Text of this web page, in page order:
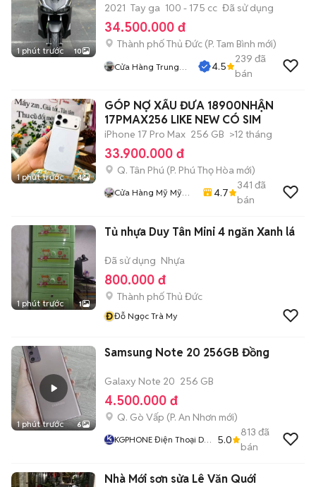
1 phút trước 10
2021 Tay ga 100 - 175 cc Đã sử dụng
34.500.000 đ
Thành phố Thủ Đức (P. Tam Bình mới)
Cửa Hàng Trung
4.5
239 đã
bán
1 phút trước 4
GÓP NỢ XẤU ĐƯA 18900NHẬN
17PMAX256 LIKE NEW CÓ SIM
iPhone 17 Pro Max 256 GB >12 tháng
33.900.000 đ
Q. Tân Phú (P. Phú Thọ Hòa mới)
Cửa Hàng Mỹ Mỹ
4.7
341 đã
bán
1 phút trước 1
Tủ nhựa Duy Tân Mini 4 ngăn Xanh lá
Đã sử dụng Nhựa
800.000 đ
Thành phố Thủ Đức
ĐĐỗ Ngọc Trà My
1 phút trước 6
Samsung Note 20 256GB Đồng
Galaxy Note 20 256 GB
4.500.000 đ
Q. Gò Vấp (P. An Nhơn mới)
KGPHONE Điện Thoại Di
5.0
813 đã
bán
Nhà Mới sơn sửa Lê Văn Quới